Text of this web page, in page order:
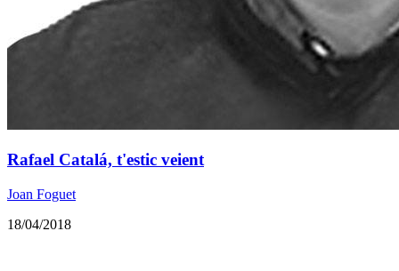
Rafael Catalá, t'estic veient
Joan Foguet
18/04/2018